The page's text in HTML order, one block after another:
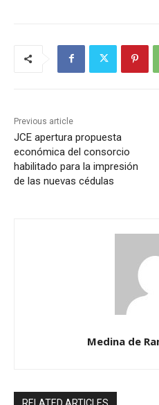
Previous article
JCE apertura propuesta
económica del consorcio
habilitado para la impresión
de las nuevas cédulas
Medina de
RELATED ARTICLES